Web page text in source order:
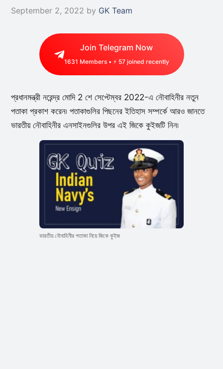
September 2, 2022 by GK Team
Join Telegram Now
1631 Members • ⚡ 35 joined recently
প্রধানমন্ত্রী নরেন্দ্র মোদি 2 শে সেপ্টেম্বর 2022-এ নৌবাহিনীর নতুন
পতাকা প্রকাশ করেন৷ পতাকাগুলির পিছনের ইতিহাস সম্পর্কে আরও জানতে
ভারতীয় নৌবাহিনীর এনসাইনগুলির উপর এই জিকে কুইজটি নিন৷
ভারতীয় নৌবাহিনীর পতাকা নিয়ে জিকে কুইজ